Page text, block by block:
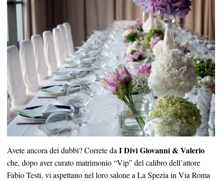
Avete ancora dei dubbi? Correte daI Divi Giovanni & Valerio
che, dopo aver curato matrimonio “Vip” del calibro dell’attore
Fabio Testi, vi aspettano nel loro salone a La Spezia in Via Roma